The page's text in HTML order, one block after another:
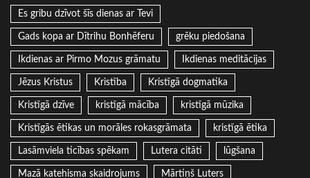
Es gribu dzīvot šīs dienas ar Tevi
Gads kopa ar Dītrihu Bonhēferu grēku piedošana
Ikdienas ar Pirmo Mozus grāmatu Ikdienas meditācijas
Jēzus Kristus Kristība Kristīgā dogmatika
Kristīgā dzīve kristīgā mācība kristīgā mūzika
Kristīgās ētikas un morāles rokasgrāmata kristīgā ētika
Lasāmviela ticības spēkam Lutera citāti lūgšana
Mazā katehisma skaidrojums Mārtiņš Luters